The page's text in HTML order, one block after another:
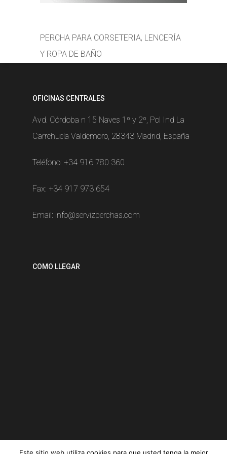
PERCHA PARA CORSETERIA, LENCERÍA
Y ROPA DE BAÑO
OFICINAS CENTRALES
Avd. Córdoba n 15 Naves 1º y 2º, Pol Ind La
Carrehuela Valdemoro, 28343 Madrid, España
Teléfono: +34 916 780 360
Fax: +34 917 973 654
Email: info@servizperchas.com
COMO LLEGAR